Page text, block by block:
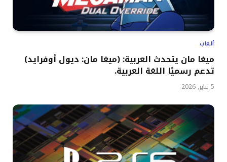
ألعاب
ميغا مان يتحدث العربية: (ميغا مان: ديول أوفرايد)
تدعم رسميًا اللغة العربية.
5 يناير, 2026